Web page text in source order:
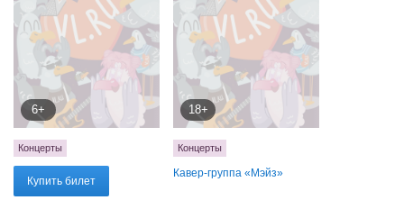
6+
Концерты
Купить билет
18+
Концерты
Кавер-группа «Мэйз»